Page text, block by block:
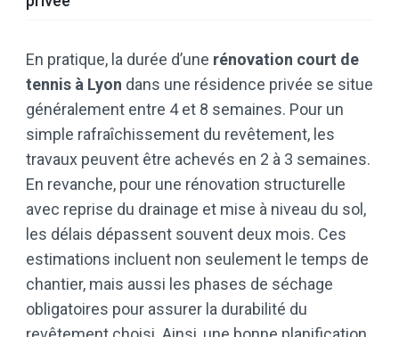
En pratique, la durée d’une rénovation court de
tennis à Lyon dans une résidence privée se situe
généralement entre 4 et 8 semaines. Pour un
simple rafraîchissement du revêtement, les
travaux peuvent être achevés en 2 à 3 semaines.
En revanche, pour une rénovation structurelle
avec reprise du drainage et mise à niveau du sol,
les délais dépassent souvent deux mois. Ces
estimations incluent non seulement le temps de
chantier, mais aussi les phases de séchage
obligatoires pour assurer la durabilité du